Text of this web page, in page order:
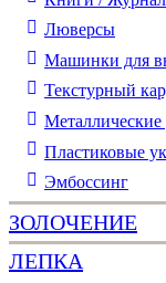
Люверсы
Машинки для
Текстурный
Пластиковые
Эмбоссинг
ЗОЛОЧЕНИЕ
ЛЕПКА